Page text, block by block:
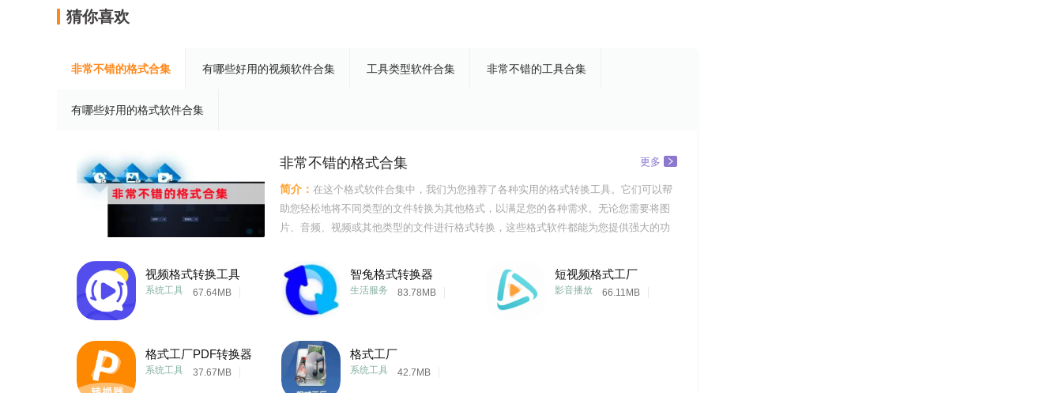
猜你喜欢
非常不错的格式合集 有哪些好用的视频软件合集 工具类型软件合集 非常不错的工具合集
有哪些好用的格式软件合集
非常不错的格式合集 更多
简介： 在这个格式软件合集中，我们为您推荐了各种实用的格式转换工具。它们可以帮
助您轻松地将不同类型的文件转换为其他格式，以满足您的各种需求。无论您需要将图
片、音频、视频或其他类型的文件进行格式转换，这些格式软件都能为您提供强大的功
和生活更加高效和愉快。此外，随着技术的不断进步，格式转换市场也在不断发展。新
的格式转换技术和产品层出不
视频格式转换工具
67.64MB
系统工具
智兔格式转换器
83.78MB
生活服务
短视频格式工厂
66.11MB
影音播放
格式工厂PDF转换器
37.67MB
系统工具
格式工厂
42.7MB
系统工具